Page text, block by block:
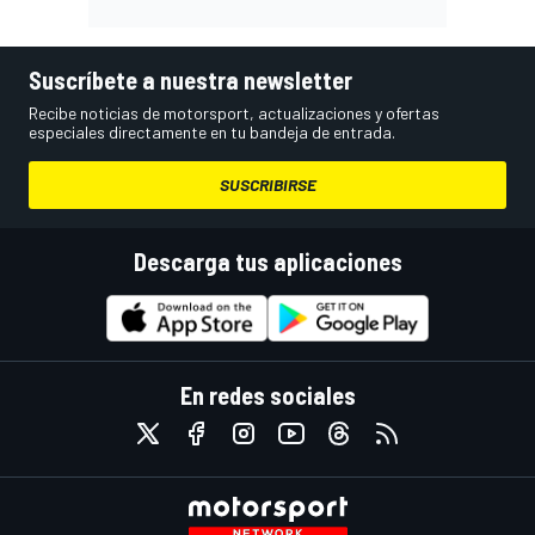
Suscríbete a nuestra newsletter
Recibe noticias de motorsport, actualizaciones y ofertas
especiales directamente en tu bandeja de entrada.
SUSCRIBIRSE
Descarga tus aplicaciones
En redes sociales